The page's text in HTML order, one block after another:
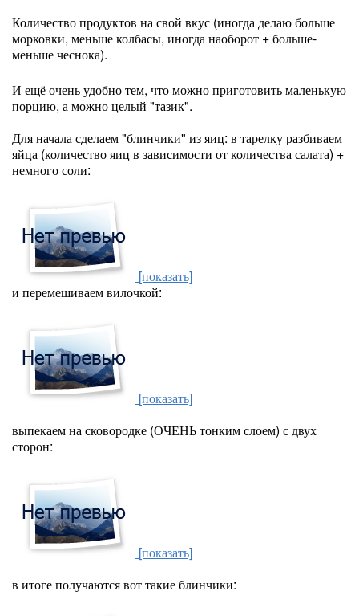
Количество продуктов на свой вкус (иногда делаю больше
морковки, меньше колбасы, иногда наоборот + больше-
меньше чеснока).
И ещё очень удобно тем, что можно приготовить маленькую
порцию, а можно целый "тазик".
Для начала сделаем "блинчики" из яиц: в тарелку разбиваем
яйца (количество яиц в зависимости от количества салата) +
немного соли:
[показать]
и перемешиваем вилочкой:
[показать]
выпекаем на сковородке (ОЧЕНЬ тонким слоем) с двух
сторон:
[показать]
в итоге получаются вот такие блинчики: